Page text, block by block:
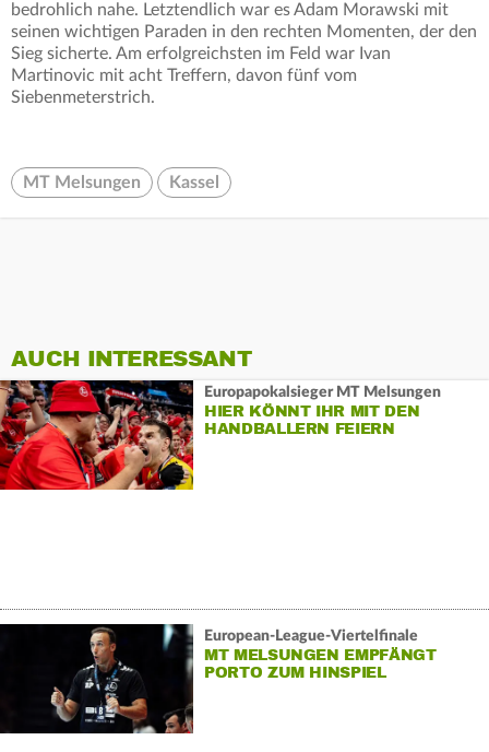
bedrohlich nahe. Letztendlich war es Adam Morawski mit
seinen wichtigen Paraden in den rechten Momenten, der den
Sieg sicherte. Am erfolgreichsten im Feld war Ivan
Martinovic mit acht Treffern, davon fünf vom
Siebenmeterstrich.
MT Melsungen Kassel
AUCH INTERESSANT
Europapokalsieger MT Melsungen
HIER KÖNNT IHR MIT DEN
HANDBALLERN FEIERN
European-League-Viertelfinale
MT MELSUNGEN EMPFÄNGT
PORTO ZUM HINSPIEL